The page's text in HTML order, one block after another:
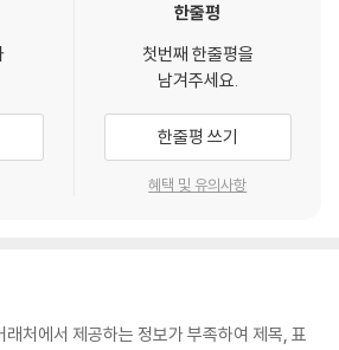
한줄평
첫번째 한줄평을
남겨주세요.
한줄평 쓰기
혜택 및 유의사항
처에서 제공하는 정보가 부족하여 제목, 표